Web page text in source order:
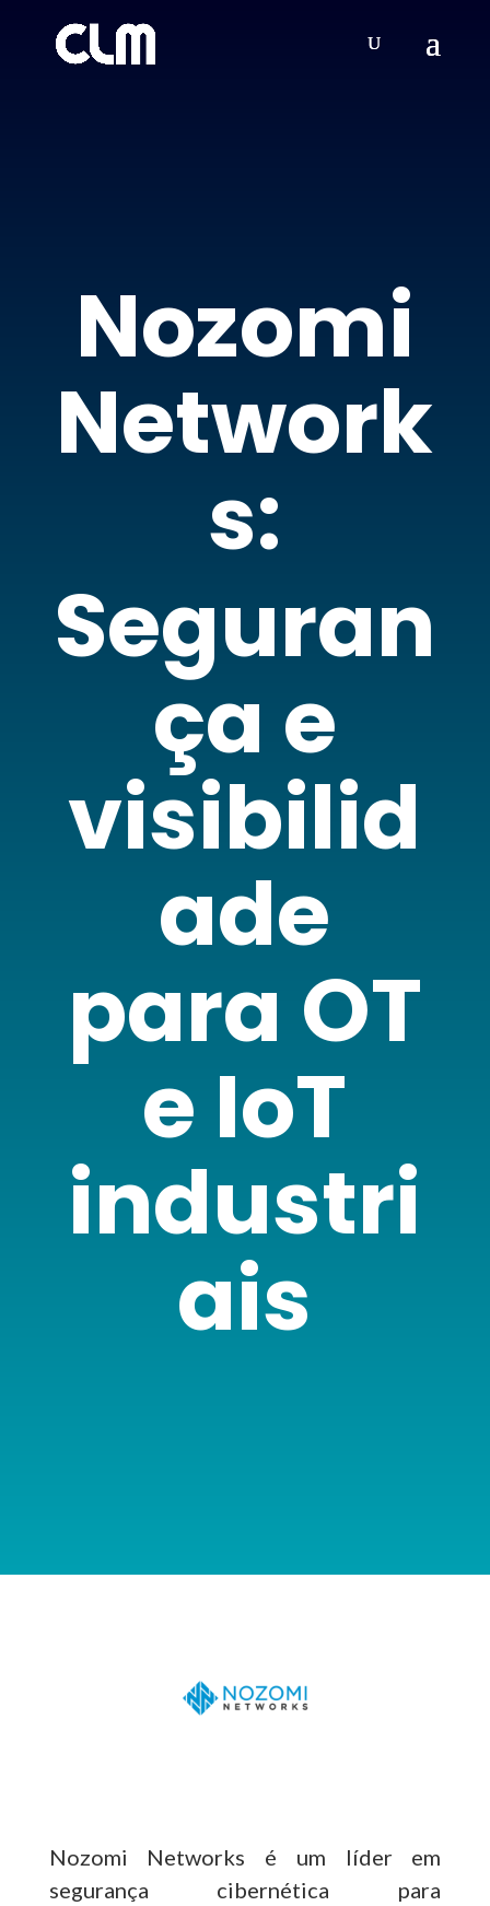
Nozomi
Network
s:
Seguran
ça e
visibilid
ade
para OT
e IoT
industri
ais
Nozomi Networks é um líder em
segurança cibernética para